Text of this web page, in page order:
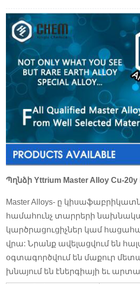
Պղնձի Yttrium Master Alloy Cu-20y
Master Alloys- ը
համահունչ տարրերի
կարծրացուցիչներ կամ
վրա: Նրանք ավելացվում են
օգտագործվում են մաքուր
խնայում են էներգիայի եւ